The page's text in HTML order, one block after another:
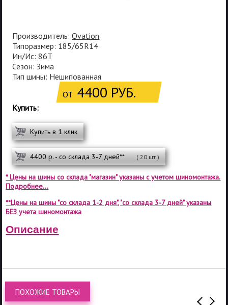
Производитель:Ovation
Типоразмер: 185/65R14
Ин/Ис: 86T
Сезон: Зима
Тип шины: Нешипованная
ОТ 4400 РУБ.
Купить:
Купить в 1 клик
4400 р. - со склада 3-7 дней** ( 20 шт.)
* Цены на шины со склада "магазин" указаны с учетом шиномонтажа.
Подробнее...
**Цены на шины "со склада 1-2 дня", "со склада 3-7 дней" указаны
БЕЗ учета шиномонтажа
Описание
ПОХОЖИЕ ТОВАРЫ